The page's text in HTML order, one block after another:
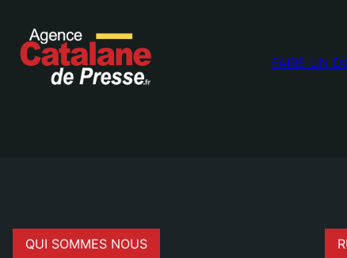
FAIRE UN
QUI SOMMES NOUS